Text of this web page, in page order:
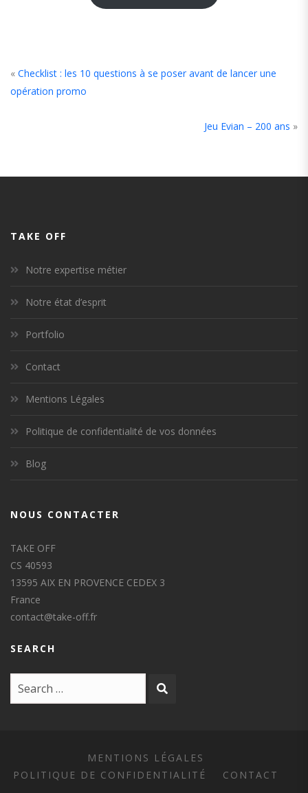
« Checklist : les 10 questions à se poser avant de lancer une
opération promo
Jeu Evian – 200 ans »
TAKE OFF
Notre expertise métier
Notre état d’esprit
Portfolio
Contact
Mentions Légales
Politique de confidentialité de vos données
Blog
NOUS CONTACTER
TAKE OFF
CS 40593
13595 AIX EN PROVENCE CEDEX 3
France
contact@take-off.fr
SEARCH
MENTIONS LÉGALES
POLITIQUE DE CONFIDENTIALITÉ
CONTACT